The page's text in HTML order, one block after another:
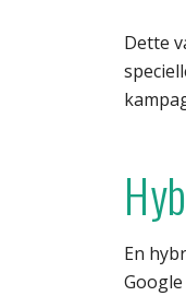
Dette
En